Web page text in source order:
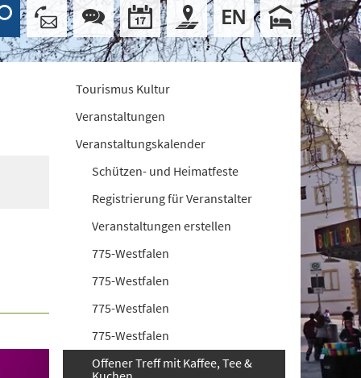
Tourismus Kultur
Veranstaltungen
Veranstaltungskalender
Schützen- und Heimatfeste
Registrierung für Veranstalter
Veranstaltungen erstellen
775-Westfalen
775-Westfalen
775-Westfalen
775-Westfalen
Offener Treff mit Kaffee, Tee &